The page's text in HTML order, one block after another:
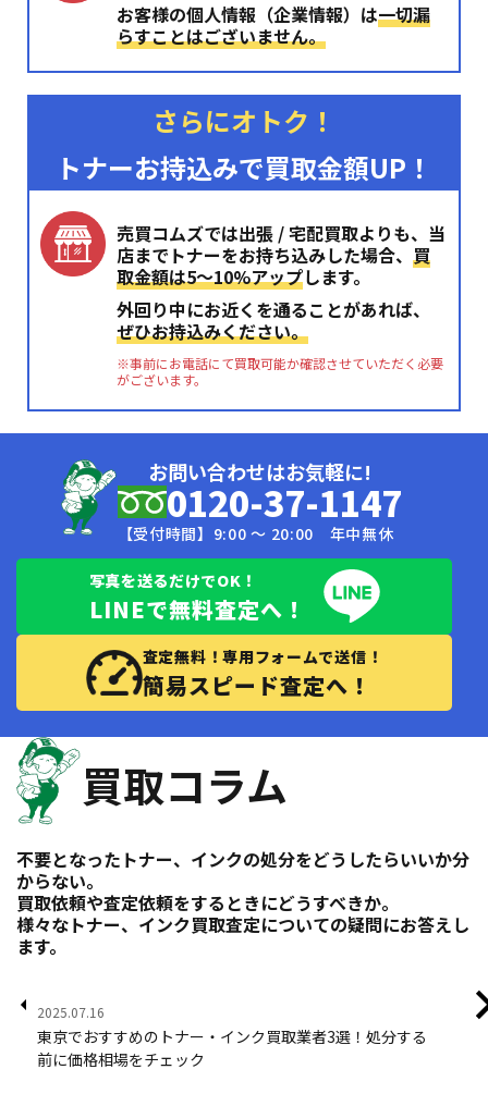
お客様の個人情報（企業情報）は一切漏
らすことはございません。
さらにオトク！
トナーお持込みで買取金額UP！
売買コムズでは出張 / 宅配買取よりも、当
店までトナーをお持ち込みした場合、買
取金額は5〜10%アップします。
外回り中にお近くを通ることがあれば、
ぜひお持込みください。
※事前にお電話にて買取可能か確認させていただく必要
がございます。
お問い合わせはお気軽に!
0120-37-1147
【受付時間】9:00 〜 20:00 年中無休
写真を送るだけでOK！
LINEで無料査定へ！
査定無料！専用フォームで送信！
簡易スピード査定へ！
買取コラム
不要となったトナー、インクの処分をどうしたらいいか分
からない。
買取依頼や査定依頼をするときにどうすべきか。
様々なトナー、インク買取査定についての疑問にお答えし
ます。
2025.07.16
東京でおすすめのトナー・インク買取業者3選！処分する
前に価格相場をチェック